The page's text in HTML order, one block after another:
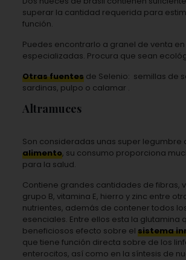
superar la cantidad requerida para
función.
Puedes encontrarlo a granel de venta
especializadas. Procura que sean
Otras fuentesde Selenio: semillas de
sardinas, pulpo o calamar .
Altramuces
Son consideradas unas super legumbre
alimento, su consumo proporciona
para la salud.
Contiene grandes cantidades de fibras,
grupo B, vitamina E, hierro y zinc entre
nutrientes, además de contener todos
esenciales. Entre ellos esta la glutamina
beneficiosos efecto sobre el sistema
que tiene función directa sobre de los
enterocitos, así como en la síntesis de